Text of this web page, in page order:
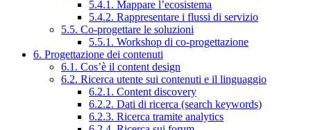
5.4.1. Mappare l’ecosistema
5.4.2. Rappresentare i flussi di servizio
5.5. Co-progettare le soluzioni
5.5.1. Workshop di co-progettazione
6. Progettazione dei contenuti
6.1. Cos’è il content design
6.2. Ricerca utente sui contenuti e il linguaggio
6.2.1. Content discovery
6.2.2. Dati di ricerca (search keywords)
6.2.3. Ricerca tramite analytics